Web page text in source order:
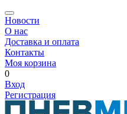
Новости
О нас
Доставка и оплата
Контакты
Моя корзина
0
Вход
Регистрация